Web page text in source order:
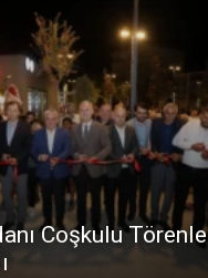
Coşkulu Törenle